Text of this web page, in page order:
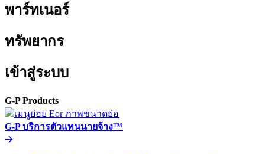
พาร์ทเนอร์​​
ทรัพยากร​​
เข้าสู่ระบบ​​
G-P Products​​
G-P บริการตัวแทนนายจ้าง™​​